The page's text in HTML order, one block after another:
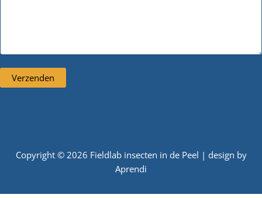
Copyright © 2026 Fieldlab insecten in de Peel | design by
Aprendi